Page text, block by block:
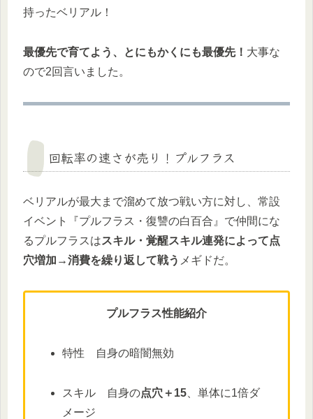
持ったベリアル！
最優先で育てよう、とにもかくにも最優先！ 大事な
ので2回言いました。
回転率の速さが売り！プルフラス
ベリアルが最大まで溜めて放つ戦い方に対し、常設
イベント『プルフラス・復讐の白百合』で仲間にな
るプルフラスはスキル・覚醒スキル連発によって点
穴増加→消費を繰り返して戦う メギドだ。
プルフラス性能紹介
特性 自身の暗闇無効
スキル 自身の点穴＋15 、単体に1倍ダ
メージ